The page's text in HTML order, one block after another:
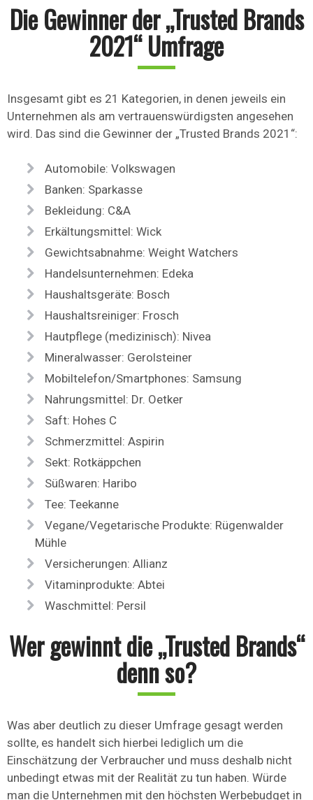
Die Gewinner der „Trusted Brands
2021“ Umfrage
Insgesamt gibt es 21 Kategorien, in denen jeweils ein
Unternehmen als am vertrauenswürdigsten angesehen
wird. Das sind die Gewinner der „Trusted Brands 2021“:
Automobile: Volkswagen
Banken: Sparkasse
Bekleidung: C&A
Erkältungsmittel: Wick
Gewichtsabnahme: Weight Watchers
Handelsunternehmen: Edeka
Haushaltsgeräte: Bosch
Haushaltsreiniger: Frosch
Hautpflege (medizinisch): Nivea
Mineralwasser: Gerolsteiner
Mobiltelefon/Smartphones: Samsung
Nahrungsmittel: Dr. Oetker
Saft: Hohes C
Schmerzmittel: Aspirin
Sekt: Rotkäppchen
Süßwaren: Haribo
Tee: Teekanne
Vegane/Vegetarische Produkte: Rügenwalder
Mühle
Versicherungen: Allianz
Vitaminprodukte: Abtei
Waschmittel: Persil
Wer gewinnt die „Trusted Brands“
denn so?
Was aber deutlich zu dieser Umfrage gesagt werden
sollte, es handelt sich hierbei lediglich um die
Einschätzung der Verbraucher und muss deshalb nicht
unbedingt etwas mit der Realität zu tun haben. Würde
man die Unternehmen mit den höchsten Werbebudget in